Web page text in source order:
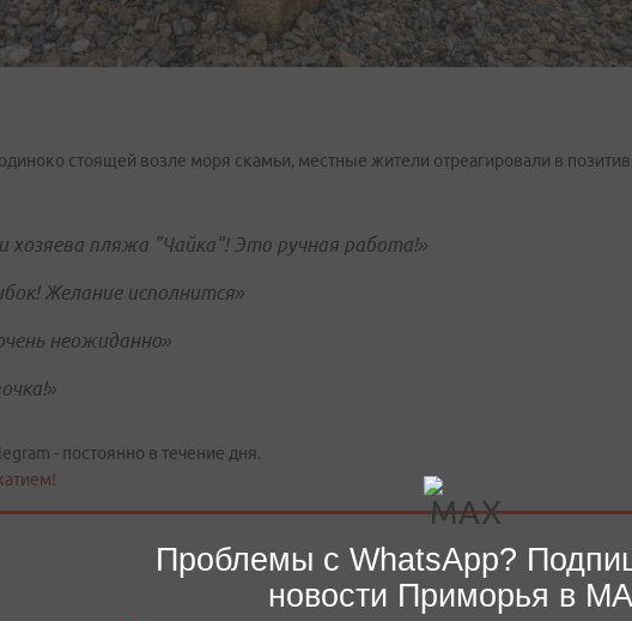
стоящей возле моря скамьи, местные жители отреагировали в
хозяева пляжа "Чайка"! Это ручная работа!»
Желание исполнится»
неожиданно»
- постоянно в течение дня.
Проблемы с WhatsApp?
новости Приморья в